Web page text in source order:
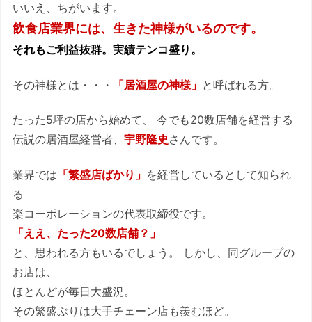
いいえ、ちがいます。
飲食店業界には、生きた神様がいるのです。
それもご利益抜群。実績テンコ盛り。
その神様とは・・・ 「居酒屋の神様」 と呼ばれる方。
たった5坪の店から始めて、 今でも20数店舗を経営する
伝説の居酒屋経営者、宇野隆史 さんです。
業界では 「繁盛店ばかり」 を経営しているとして知られ
る
楽コーポレーションの代表取締役です。
「ええ、たった20数店舗？」
と、思われる方もいるでしょう。 しかし、同グループの
お店は、
ほとんどが毎日大盛況。
その繁盛ぶりは大手チェーン店も羨むほど。